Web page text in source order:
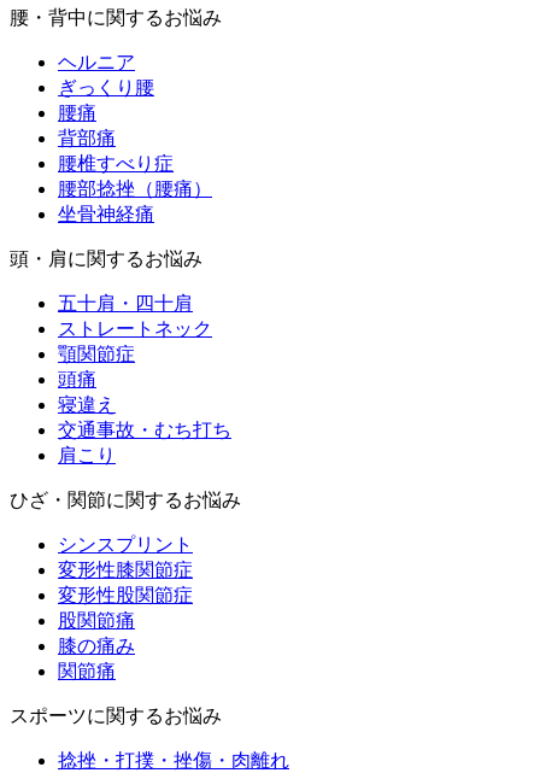
腰・背中に関するお悩み
ヘルニア
ぎっくり腰
腰痛
背部痛
腰椎すべり症
腰部捻挫（腰痛）
坐骨神経痛
頭・肩に関するお悩み
五十肩・四十肩
ストレートネック
顎関節症
頭痛
寝違え
交通事故・むち打ち
肩こり
ひざ・関節に関するお悩み
シンスプリント
変形性膝関節症
変形性股関節症
股関節痛
膝の痛み
関節痛
スポーツに関するお悩み
捻挫・打撲・挫傷・肉離れ